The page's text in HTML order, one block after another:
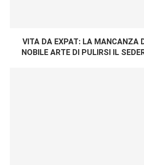
VITA DA EXPAT: LA MANCANZA
NOBILE ARTE DI PULIRSI IL